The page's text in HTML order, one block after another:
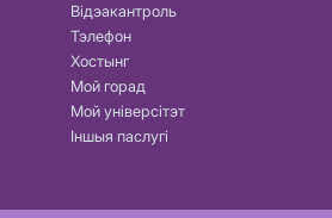
Відэакантроль
Тэлефон
Хостынг
Мой горад
Мой універсітэт
Іншыя паслугі